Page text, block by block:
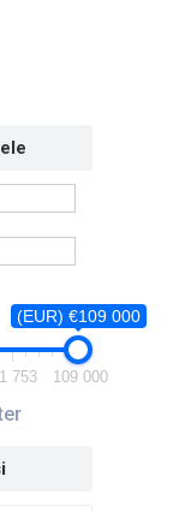
(EUR) €109 000
753 109 000